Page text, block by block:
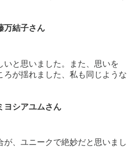
万結子さん
いと思いました。また、思いを
ろが揺れました、私も同じような
ヨシアユムさん
が、ユニークで絶妙だと思いまし